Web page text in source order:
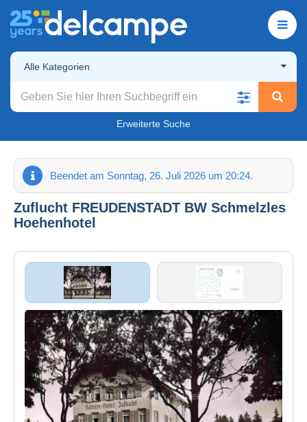
Alle Kategorien
Erweiterte Suche
Beendet am Sonntag, 26. Juli 2026 um 20:24.
Zuflucht FREUDENSTADT BW Schmelzles
Hoehenhotel